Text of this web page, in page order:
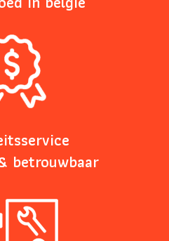
betrouwbaar